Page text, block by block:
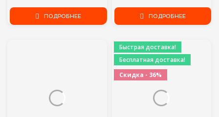
DP 1.4 Display Port
Конвертер Для Apple
ПОДРОБНЕЕ
Неэкранированный
Модульный Штекер Rj45
ПОДРОБНЕЕ
Быстрая доставка!
Бесплатная доставка!
Скидка - 36%